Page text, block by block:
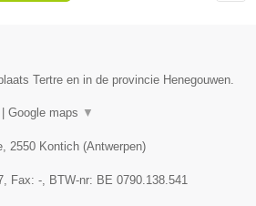
Tertre en in de provincie Henegouwen.
Google maps ▼
, 2550 Kontich (Antwerpen)
, Fax: -, BTW-nr: BE 0790.138.541